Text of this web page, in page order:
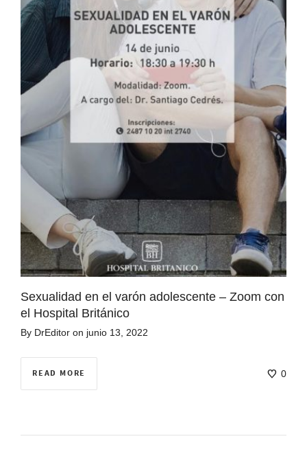
Sexualidad en el varón adolescente – Zoom con
el Hospital Británico
By DrEditor on junio 13, 2022
READ MORE 0